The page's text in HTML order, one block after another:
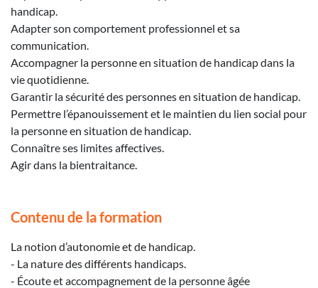
handicap.
Adapter son comportement professionnel et sa
communication.
Accompagner la personne en situation de handicap dans la
vie quotidienne.
Garantir la sécurité des personnes en situation de handicap.
Permettre l’épanouissement et le maintien du lien social pour
la personne en situation de handicap.
Connaître ses limites affectives.
Agir dans la bientraitance.
Contenu de la formation
La notion d’autonomie et de handicap.
- La nature des différents handicaps.
- Écoute et accompagnement de la personne âgée